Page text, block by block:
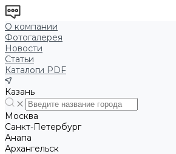
О компании
Фотогалерея
Новости
Статьи
Каталоги PDF
Казань
Москва
Санкт-Петербург
Анапа
Архангельск